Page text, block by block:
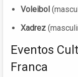
Voleibol
Xadrez
Eventos
Franca